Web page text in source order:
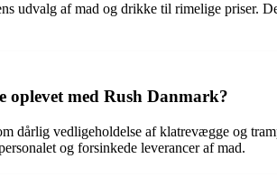
udvalg af mad og drikke til rimelige priser.
med Rush Danmark?
dårlig vedligeholdelse af klatrevægge og
og forsinkede leverancer af mad.